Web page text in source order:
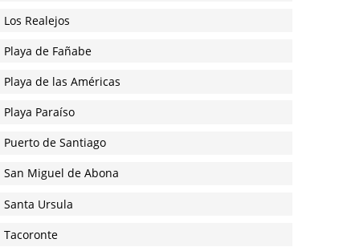
Los Realejos
Playa de Fañabe
Playa de las Américas
Playa Paraíso
Puerto de Santiago
San Miguel de Abona
Santa Ursula
Tacoronte